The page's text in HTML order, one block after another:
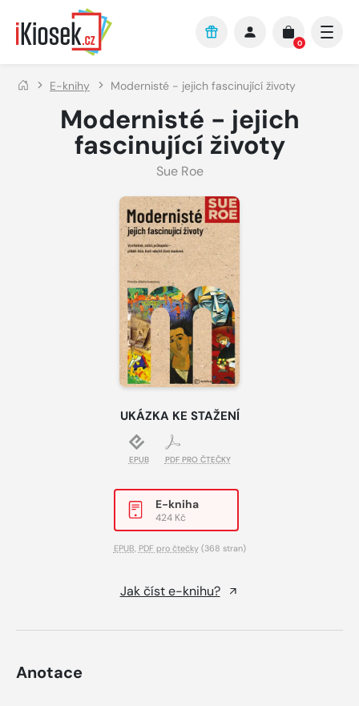
Přejít na hlavní obsah
0
E-knihy Modernisté - jejich fascinující životy
Modernisté - jejich
fascinující životy
Sue Roe
UKÁZKA KE STAŽENÍ
EPUB PDF PRO ČTEČKY
E-kniha
424 Kč
EPUB, PDF pro čtečky(368 stran)
Jak číst e-knihu?
Anotace